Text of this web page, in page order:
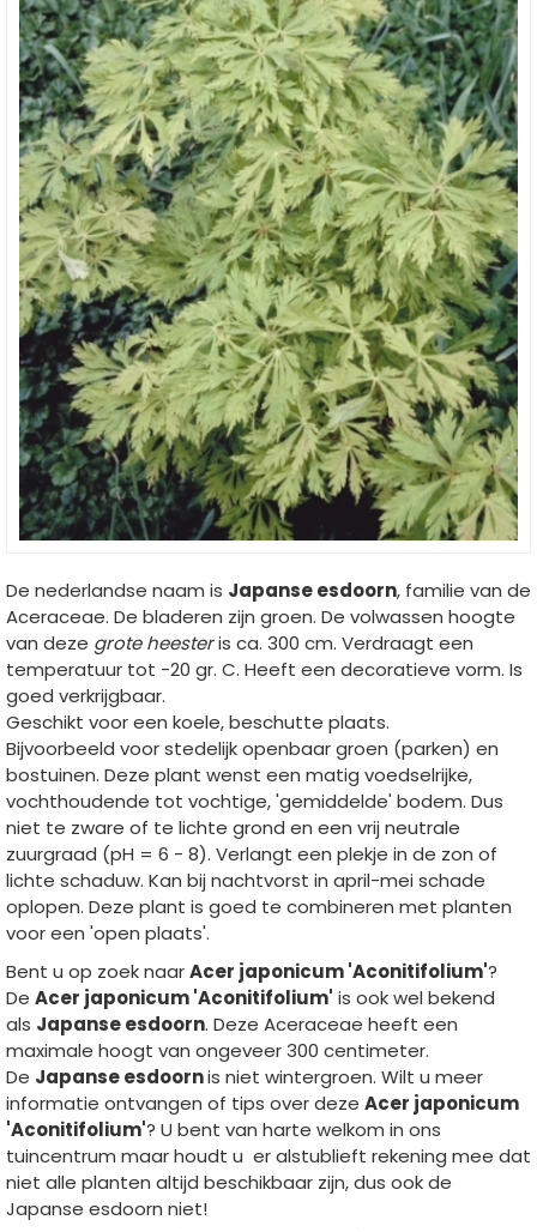
De nederlandse naam is Japanse esdoorn, familie van de
Aceraceae. De bladeren zijn groen. De volwassen hoogte
van deze grote heesteris ca. 300 cm. Verdraagt een
temperatuur tot -20 gr. C. Heeft een decoratieve vorm. Is
goed verkrijgbaar.
Geschikt voor een koele, beschutte plaats.
Bijvoorbeeld voor stedelijk openbaar groen (parken) en
bostuinen. Deze plant wenst een matig voedselrijke,
vochthoudende tot vochtige, 'gemiddelde' bodem. Dus
niet te zware of te lichte grond en een vrij neutrale
zuurgraad (pH = 6 - 8). Verlangt een plekje in de zon of
lichte schaduw. Kan bij nachtvorst in april-mei schade
oplopen. Deze plant is goed te combineren met planten
voor een 'open plaats'.
Bent u op zoek naarAcer japonicum 'Aconitifolium'?
De Acer japonicum 'Aconitifolium' is ook wel bekend
als Japanse esdoorn. Deze Aceraceae heeft een
maximale hoogt van ongeveer 300 centimeter.
De Japanse esdoornis niet wintergroen. Wilt u meer
informatie ontvangen of tips over deze Acer japonicum
'Aconitifolium'? U bent van harte welkom in ons
tuincentrum maar houdt u er alstublieft rekening mee dat
niet alle planten altijd beschikbaar zijn, dus ook de
Japanse esdoorn niet!